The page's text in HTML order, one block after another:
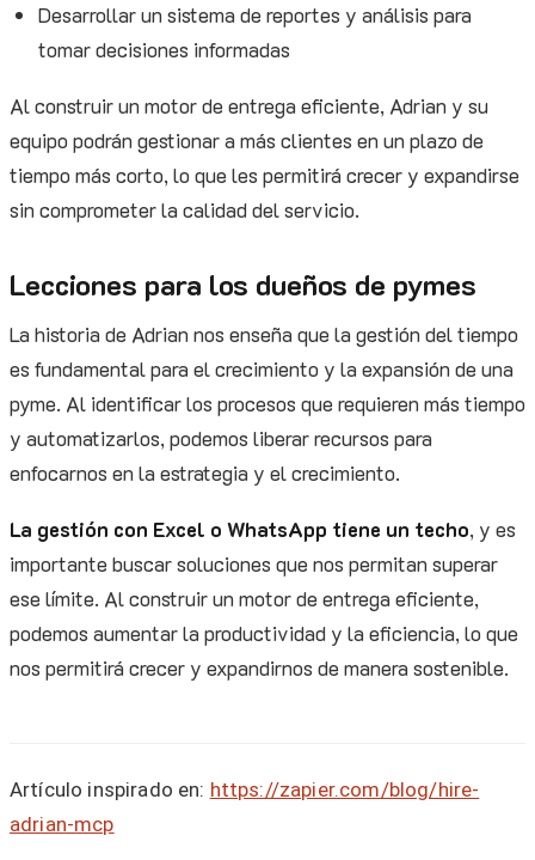
Desarrollar un sistema de reportes y análisis para
tomar decisiones informadas
Al construir un motor de entrega eficiente, Adrian y su
equipo podrán gestionar a más clientes en un plazo de
tiempo más corto, lo que les permitirá crecer y expandirse
sin comprometer la calidad del servicio.
Lecciones para los dueños de pymes
La historia de Adrian nos enseña que la gestión del tiempo
es fundamental para el crecimiento y la expansión de una
pyme. Al identificar los procesos que requieren más tiempo
y automatizarlos, podemos liberar recursos para
enfocarnos en la estrategia y el crecimiento.
La gestión con Excel o WhatsApp tiene un techo, y es
importante buscar soluciones que nos permitan superar
ese límite. Al construir un motor de entrega eficiente,
podemos aumentar la productividad y la eficiencia, lo que
nos permitirá crecer y expandirnos de manera sostenible.
Artículo inspirado en: https://zapier.com/blog/hire-
adrian-mcp